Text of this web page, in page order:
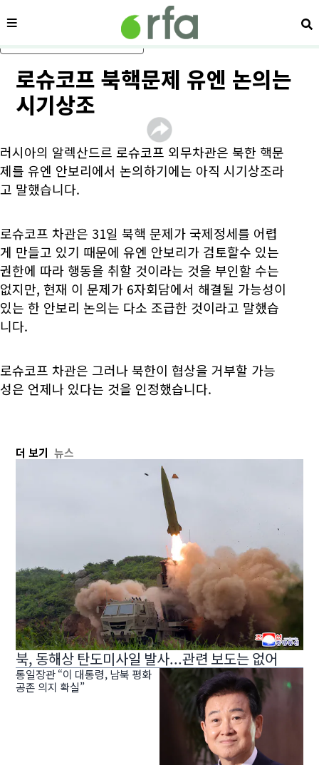
메인 콘텐츠로 건너뛰기
메뉴 검
로슈코프 북핵문제 유엔 논의는
시기상조
러시아의 알렉산드르 로슈코프 외무차관은 북한 핵문
제를 유엔 안보리에서 논의하기에는 아직 시기상조라
고 말했습니다.
로슈코프 차관은 31일 북핵 문제가 국제정세를 어렵
게 만들고 있기 때문에 유엔 안보리가 검토할수 있는
권한에 따라 행동을 취할 것이라는 것을 부인할 수는
없지만, 현재 이 문제가 6자회담에서 해결될 가능성이
있는 한 안보리 논의는 다소 조급한 것이라고 말했습
니다.
로슈코프 차관은 그러나 북한이 협상을 거부할 가능
성은 언제나 있다는 것을 인정했습니다.
더 보기 뉴스
북, 동해상 탄도미사일 발사...관련 보도는 없어
통일장관 “이 대통령, 남북 평화
공존 의지 확실”